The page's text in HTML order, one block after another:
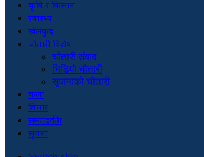
कृषि र किसान
स्वास्थ्य
खेलकुद
चौतारी विशेष
चौतारी संवाद
भिडियो चौतारी
सृजनाको चौतारी
कला
विचार
सम्पादकीय
सुचना